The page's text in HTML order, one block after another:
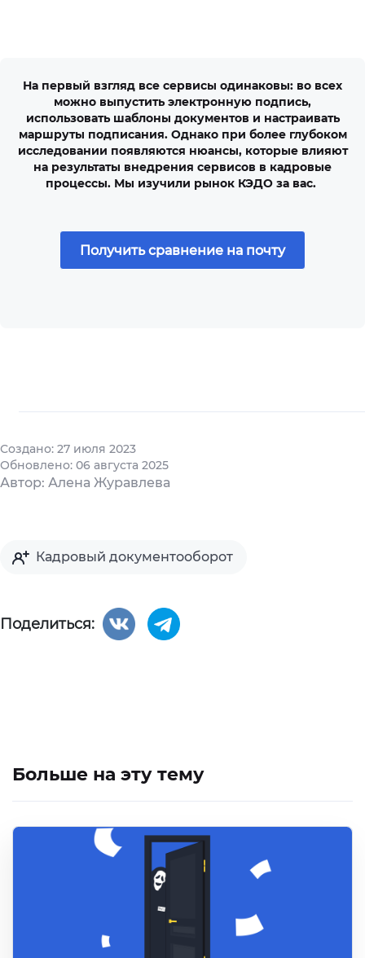
На первый взгляд все сервисы одинаковы: во всех
можно выпустить электронную подпись,
использовать шаблоны документов и настраивать
маршруты подписания. Однако при более глубоком
исследовании появляются нюансы, которые влияют
на результаты внедрения сервисов в кадровые
процессы. Мы изучили рынок КЭДО за вас.
Получить сравнение на почту
Создано: 27 июля 2023
Обновлено: 06 августа 2025
Автор: Алена Журавлева
Кадровый документооборот
Поделиться:
Больше на эту тему